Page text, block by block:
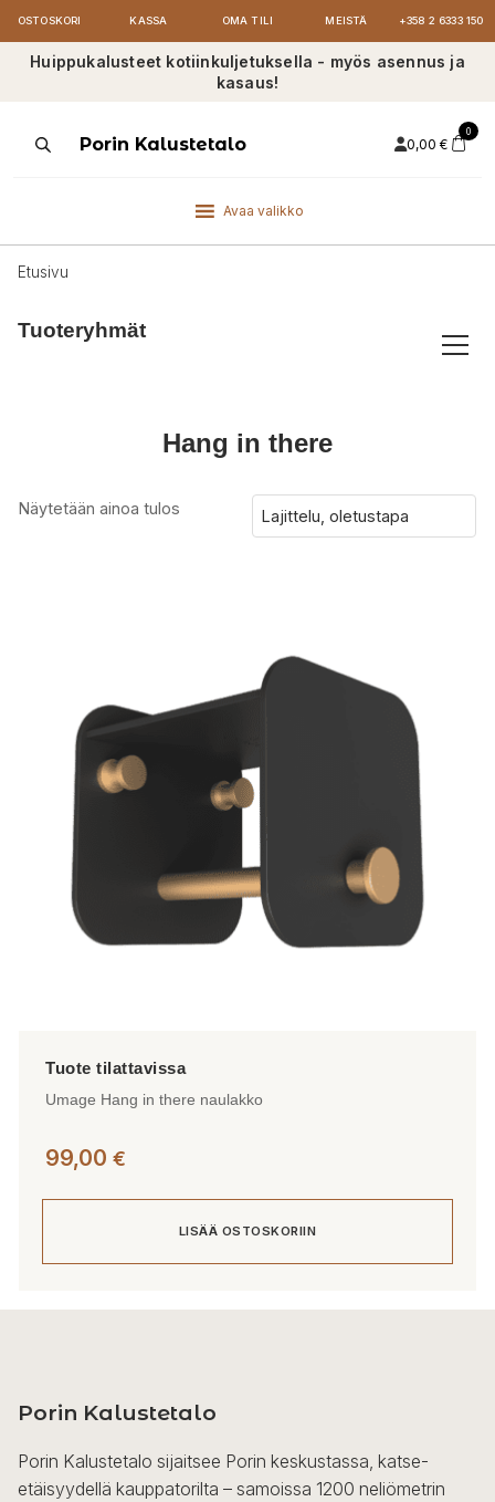
OSTOSKORI KASSA OMA TILI MEISTÄ +358 2 6333 150
Huippukalusteet kotiinkuljetuksella - myös asennus ja
kasaus!
ProductsPorin Kalustetalo 0,00 €
0
Avaa valikko
Etusivu
Tuoteryhmät
Hang in there
Näytetään ainoa tulos
Umage Hang in there naulakko
99,00 €
LISÄÄ OSTOSKORIIN
Porin Kalustetalo
Porin Kalustetalo sijaitsee Porin keskustassa, katse-
etäisyydellä kauppatorilta – samoissa 1200 neliömetrin